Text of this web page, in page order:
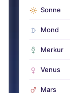
Sonne
Mond
Merkur
Venus
Mars